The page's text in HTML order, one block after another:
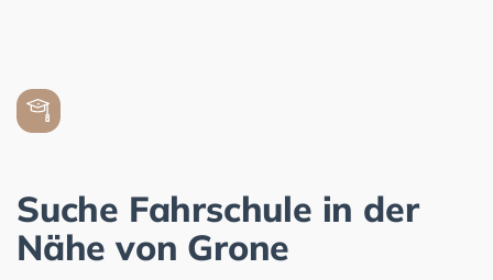
Suche Fahrschule in der
Nähe von Grone